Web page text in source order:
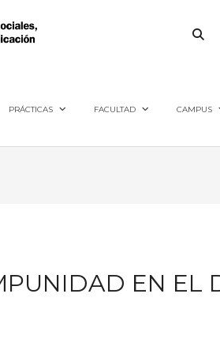
PRÁCTICAS FACULTAD CAMPUS
EN EL